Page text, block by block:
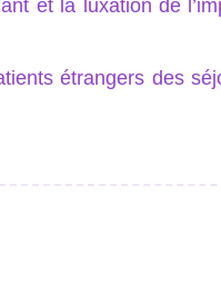
et la luxation de
étrangers des